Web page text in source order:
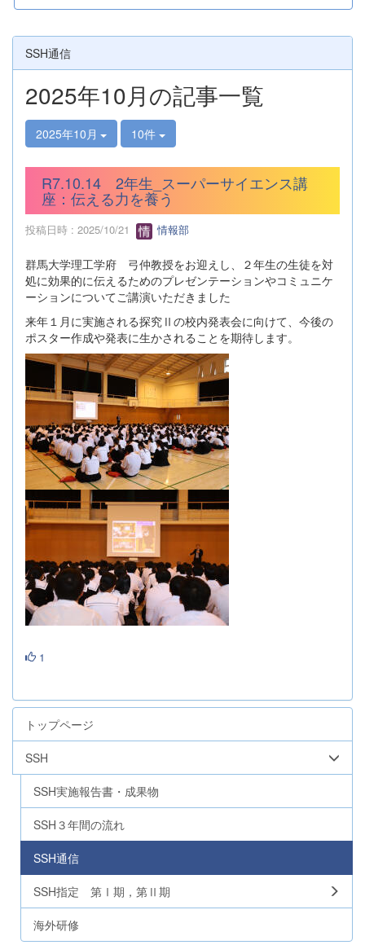
SSH通信
2025年10月の記事一覧
2025年10月 10件
R7.10.14 2年生_スーパーサイエンス講
座：伝える力を養う
投稿日時 : 2025/10/21 情報部
群馬大学理工学府 弓仲教授をお迎えし、２年生の生徒を対
処に効果的に伝えるためのプレゼンテーションやコミュニケ
ーションについてご講演いただきました
来年１月に実施される探究Ⅱの校内発表会に向けて、今後の
ポスター作成や発表に生かされることを期待します。
1
トップページ
SSH
SSH実施報告書・成果物
SSH３年間の流れ
SSH通信
SSH指定 第Ⅰ期，第Ⅱ期
海外研修